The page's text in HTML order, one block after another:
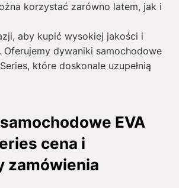
korzystać zarówno latem, jak i
aby kupić wysokiej jakości i
Oferujemy dywaniki samochodowe
które doskonale uzupełnią
EVA
cena i
zamówienia